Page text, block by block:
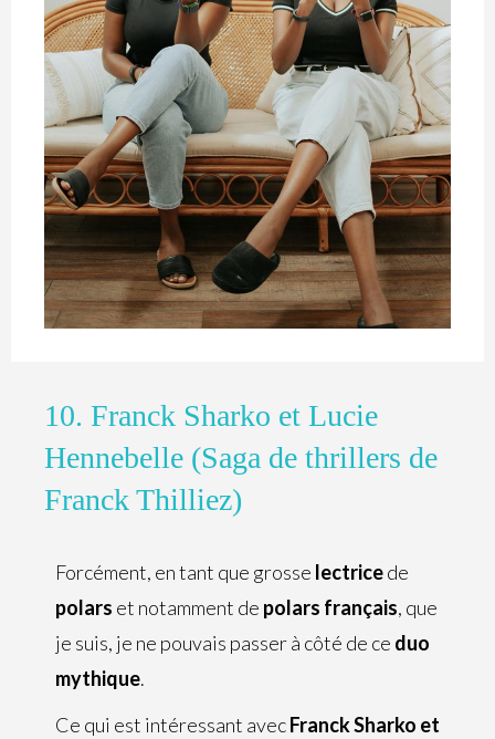
10. Franck Sharko et Lucie
Hennebelle (Saga de thrillers de
Franck Thilliez)
Forcément, en tant que grosse lectricede
polars et notamment de polars français, que
je suis, je ne pouvais passer à côté de ce duo
mythique.
Ce qui est intéressant avecFranck Sharko et